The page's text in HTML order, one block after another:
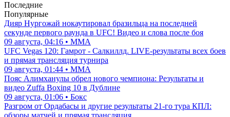
Последние
Популярные
Дияр Нургожай нокаутировал бразильца на последней
секунде первого раунда в UFC! Видео и слова после боя
09 августа, 04:16 • ММА
UFC Vegas 120: Гамрот - Салкиллд. LIVE-результаты всех боев
и прямая трансляция турнира
09 августа, 01:44 • ММА
Пояс Алимханулы обрел нового чемпиона: Результаты и
видео Zuffa Boxing 10 в Дублине
09 августа, 01:06 • Бокс
Разгром от Ордабасы и другие результаты 21-го тура КПЛ: